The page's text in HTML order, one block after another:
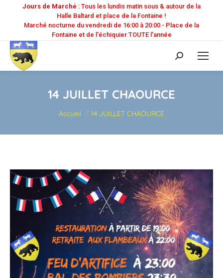
Jours de Marché : Tous les lundis matin sous & autour de la
Halle Baltard et place de la Fontaine !
Marché nocturne du vendredi de 16:00 à 20:00 - Place de la
Fontaine et de l'échiquier TOUTE l'année
Recherche
:
14 JUILLET CHAOURCE
Vous êtes ici :
Accueil 14 JUILLET CHAOURCE